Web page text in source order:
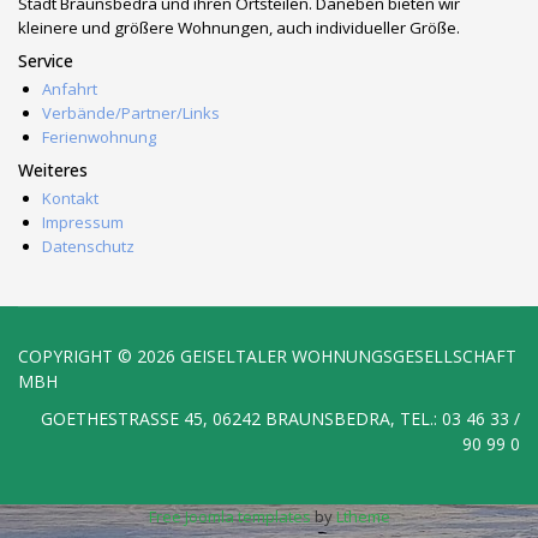
kleinere und größere Wohnungen, auch individueller Größe.
Service
Anfahrt
Verbände/Partner/Links
Ferienwohnung
Weiteres
Kontakt
Impressum
Datenschutz
COPYRIGHT © 2026 GEISELTALER WOHNUNGSGESELLSCHAFT
MBH
GOETHESTRASSE 45, 06242 BRAUNSBEDRA, TEL.: 03 46 33 / 9
0 99 0
Free Joomla templatesbyLtheme